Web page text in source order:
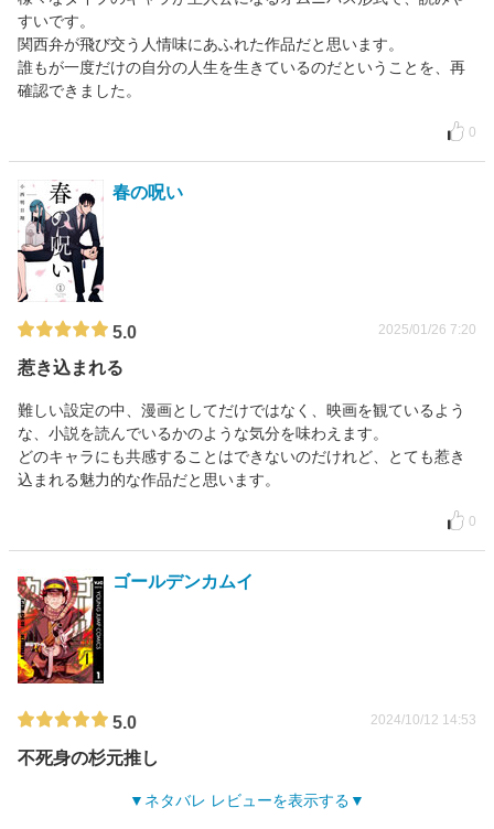
すいです。
関西弁が飛び交う人情味にあふれた作品だと思います。
誰もが一度だけの自分の人生を生きているのだということを、再
確認できました。
0
春の呪い
5.0 2025/01/26 7:20
惹き込まれる
難しい設定の中、漫画としてだけではなく、映画を観ているよう
な、小説を読んでいるかのような気分を味わえます。
どのキャラにも共感することはできないのだけれど、とても惹き
込まれる魅力的な作品だと思います。
0
ゴールデンカムイ
5.0 2024/10/12 14:53
不死身の杉元推し
ネタバレ レビューを表示する